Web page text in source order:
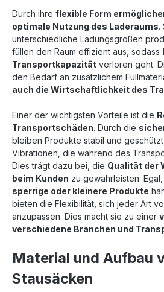
Durch ihre flexible Form
optimale Nutzung des Laderaums.
unterschiedliche Ladungsgrößen
füllen den Raum effizient aus, sodass
Transportkapazität verloren geht.
den Bedarf an zusätzlichem
auch die Wirtschaftlichkeit des
Einer der wichtigsten Vorteile ist die
Transportschäden. Durch die
bleiben Produkte stabil und
Vibrationen, die während des
Dies trägt dazu bei, die Qualität der
beim Kunden zu gewährleisten.
sperrige oder kleinere Produkte
bieten die Flexibilität, sich jeder Art
anzupassen. Dies macht sie zu einer
verschiedene Branchen und
Material und Aufbau
Stausäcken